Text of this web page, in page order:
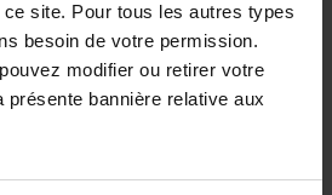
site. Pour tous les autres types
besoin de votre permission.
modifier ou retirer votre
présente bannière relative aux
klantbeoordelingen